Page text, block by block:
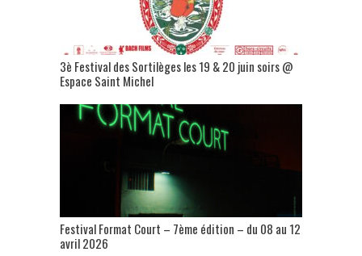
3è Festival des Sortilèges les 19 & 20 juin soirs @
Espace Saint Michel
Festival Format Court – 7ème édition – du 08 au 12
avril 2026